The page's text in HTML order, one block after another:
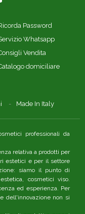
Password
Whatsapp
Vendita
domiciliare
Made In Italy
professionali da
relativa a prodotti per
estetici e per il settore
siamo il punto di
cosmetici viso.
ed esperienza. Per
dell'innovazione non si